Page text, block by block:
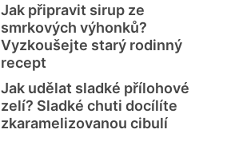
Jak připravit sirup ze
smrkových výhonků?
Vyzkoušejte starý rodinný
recept
Jak udělat sladké přílohové
zelí? Sladké chuti docílíte
zkaramelizovanou cibulí